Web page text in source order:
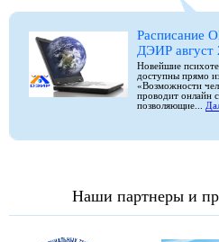
Расписание
ДЭИР август
Новейшие
доступны прямо
«Возможности
проводит онлайн
позволяющие...
Наши партнеры и